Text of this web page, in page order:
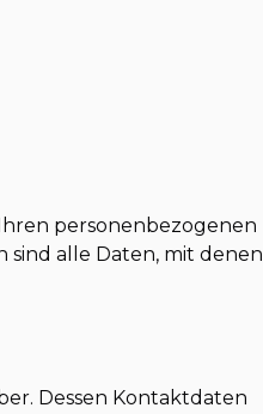
personenbezogenen
sind alle Daten, mit denen
Dessen Kontaktdaten